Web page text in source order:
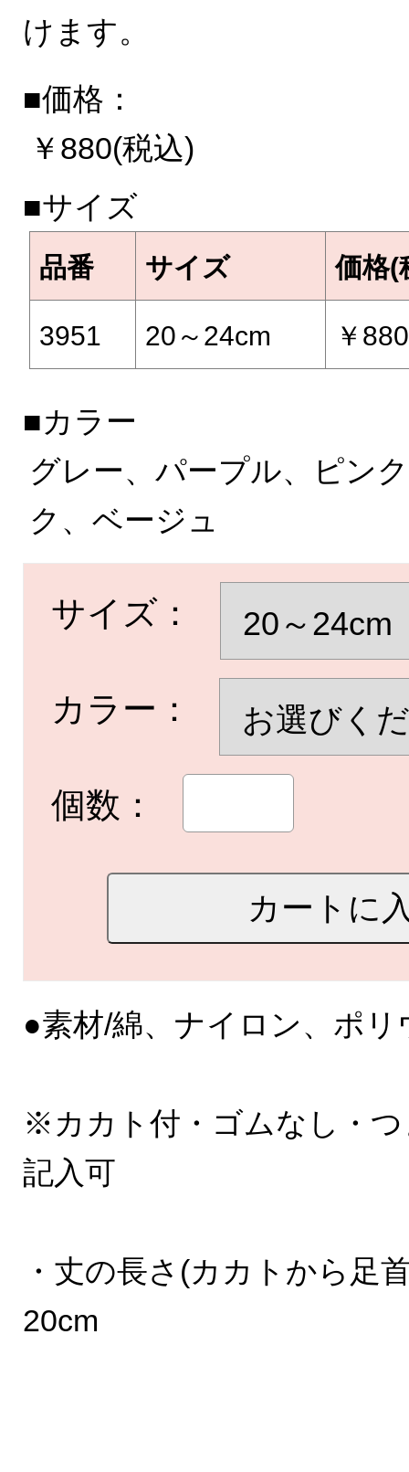
けます。
■価格：
￥880(税込)
■サイズ
品番 サイズ 価格(
3951 20～24cm ￥
■カラー
グレー、パープル、ピン
ク、ベージュ
サイズ：
カラー：
個数：
●素材/綿、ナイロン、ポリ
※カカト付・ゴムなし・
記入可
・丈の長さ(カカトから足
20cm